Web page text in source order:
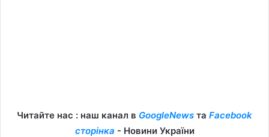
Читайте нас : наш канал в GoogleNews та Facebook
сторінка - Новини України